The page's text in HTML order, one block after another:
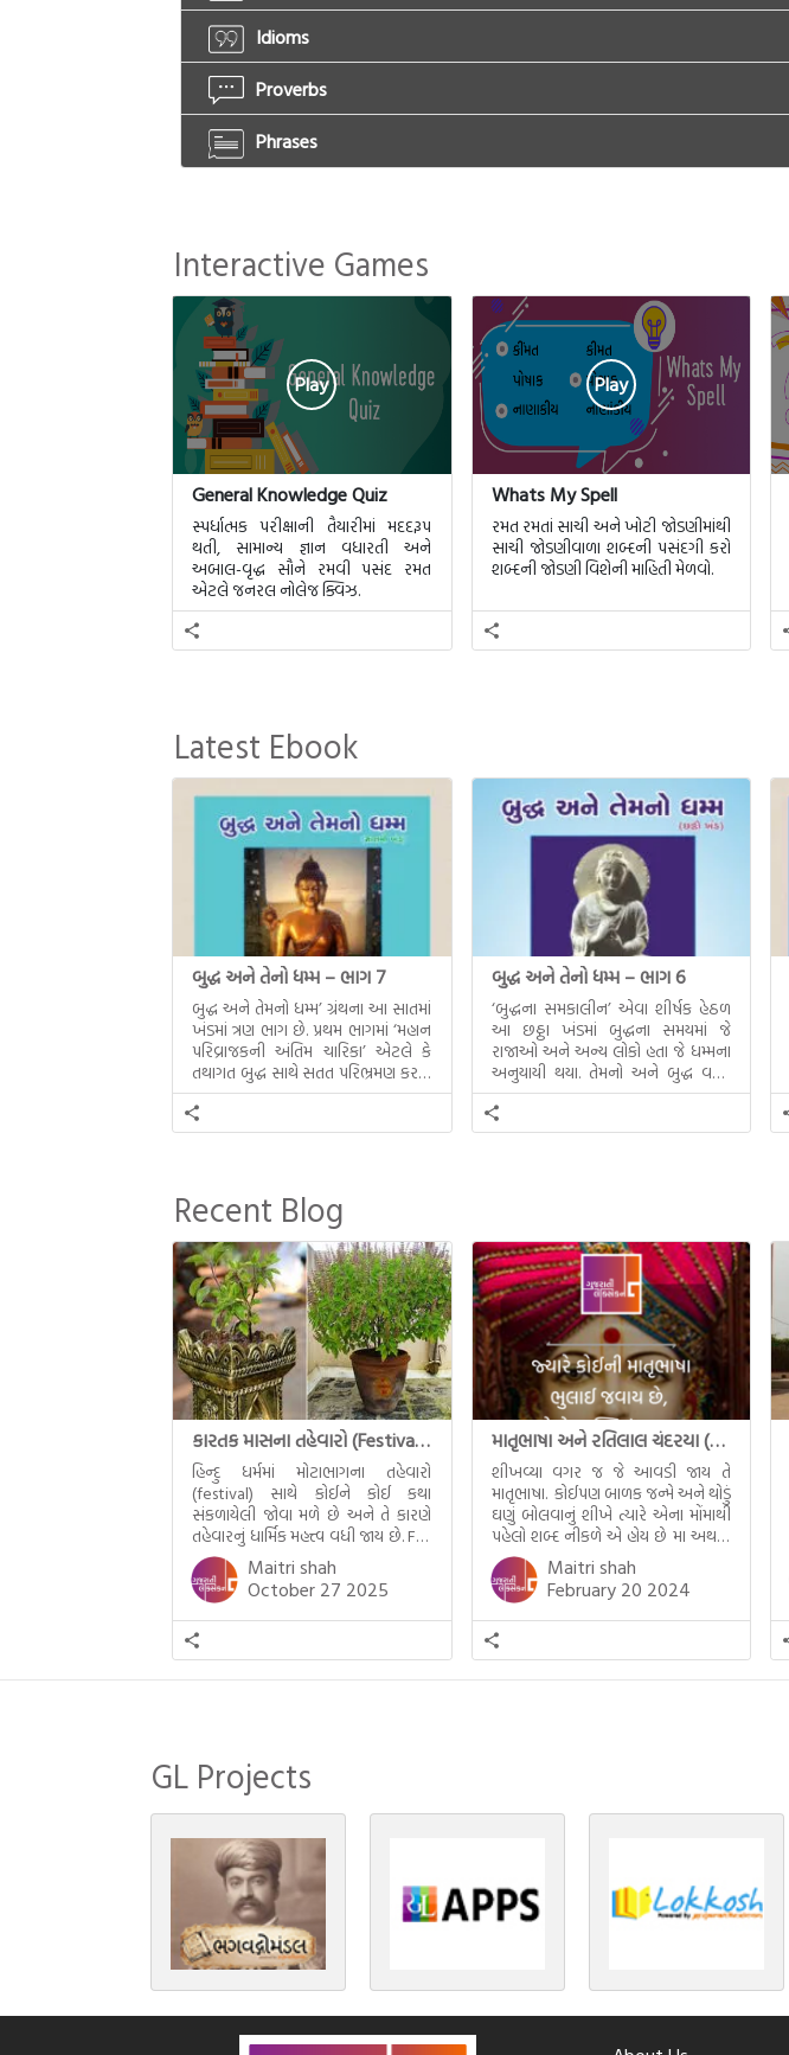
Idioms
Proverbs
Phrases
Interactive Games
Play
General Knowledge Quiz
સ્પર્ધાત્મક પરીક્ષાની તૈયારીમાં મદદરૂપ
થતી, સામાન્ય જ્ઞાન વધારતી અને
અબાલ-વૃદ્ધ સૌને રમવી પસંદ રમત
એટલે જનરલ નોલેજ ક્વિઝ.
Play
Whats My Spell
રમત રમતાં સાચી અને ખોટી જોડણીમાંથી
સાચી જોડણીવાળા શબ્દની પસંદગી કરો
શબ્દની જોડણી વિશેની માહિતી મેળવો.
Latest Ebook
બુદ્ધ અને તેનો ધમ્મ – ભાગ 7
બુદ્ધ અને તેમનો ધમ્મ’ ગ્રંથના આ સાતમાં
ખંડમાં ત્રણ ભાગ છે. પ્રથમ ભાગમાં ‘મહાન
પરિવ્રાજકની અંતિમ ચારિકા’ એટલે કે
તથાગત બુદ્ધ સાથે સતત પરિભ્રમણ કરતા
સહચારીઓ સાથે ફરી એકવારની
મુલાકાત, બીજા ભાગમાં તથાગતે
વૈશાલીથી વિદાય લીધી તે અને ત્રીજા
દૃશ્યો અંકિત થયાં છે. ટૂંકમાં બુદ્ધનાં
જીવનના અંતિમ દિવસોની યાત્રાનો
પરિપાક જોવા મળે […]
બુદ્ધ અને તેનો ધમ્મ – ભાગ 6
‘બુદ્ધના સમકાલીન’ એવા શીર્ષક હેઠળ
આ છઠ્ઠા ખંડમાં બુદ્ધના સમયમાં જે
રાજાઓ અને અન્ય લોકો હતા જે ધમ્મના
અનુયાયી થયા. તેમનો અને બુદ્ધ વચ્ચે
થયેલો સત્સંગ વીશે જાણકારી મળે છે.
Recent Blog
કારતક માસના તહેવારો (Festival of Kartik)
હિન્દુ ધર્મમાં મોટાભાગના તહેવારો
(festival) સાથે કોઈને કોઈ કથા
સંકળાયેલી જોવા મળે છે અને તે કારણે
તહેવારનું ધાર્મિક મહત્ત્વ વધી જાય છે. For
example, હાલમાં જ પ્રકાશનો તહેવાર
દિવાળી(diwali)ની ઉજવણી થઈ. પરંતુ
અષાઢ મહિનામાં આવતી દેવપોઢી
અગિયારસથી લઈને કારતિક સુદ
અગિયારસના રોજ આવતી દેવ ઊઠી
અગિયારસ વચ્ચે મોટેભાગે યજ્ઞોપવીત
સંસ્કાર, લગ્ન, દીક્ષાગ્રહણ, યજ્ઞ, ગૃહપ્રવેશ
Maitri shah
October 27 2025
માતૃભાષા અને રતિલાલ ચંદરયા (Ratilal Chandaria)
શીખવ્યા વગર જ જે આવડી જાય તે
માતૃભાષા. કોઈપણ બાળક જન્મે અને થોડું
ઘણું બોલવાનું શીખે ત્યારે એના મોંમાથી
પહેલો શબ્દ નીકળે એ હોય છે મા અથવા
મમ એટલે કે ખાવાનું. વળી આપણે
બાળકને સૂવડાવવા માટે જે ગીત કે
હાલરડાં ગાઈએ છીએ તે પણ આપણે
ગુજરાતીમાં જ ગાઈએ છીએ અંગ્રેજી ગીતો
નથી ગાતા. આમ બાળકને […]
Maitri shah
February 20 2024
GL Projects